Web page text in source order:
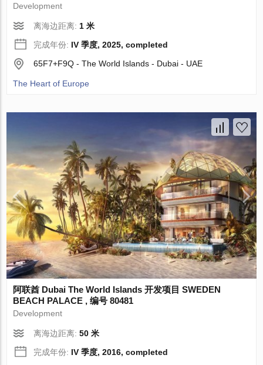
Development
离海边距离: 1 米
完成年份: IV 季度, 2025, completed
65F7+F9Q - The World Islands - Dubai - UAE
The Heart of Europe
阿联酋 Dubai The World Islands 开发项目 SWEDEN
BEACH PALACE , 编号 80481
Development
离海边距离:50 米
完成年份: IV 季度, 2016, completed